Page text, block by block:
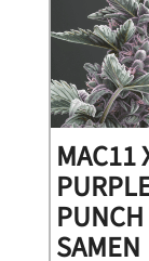
MAC11
SAMEN